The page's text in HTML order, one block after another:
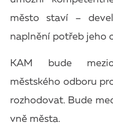
město staví –
naplnění potřeb jeho
KAM bude
městského odboru
rozhodovat. Bude
vně města.